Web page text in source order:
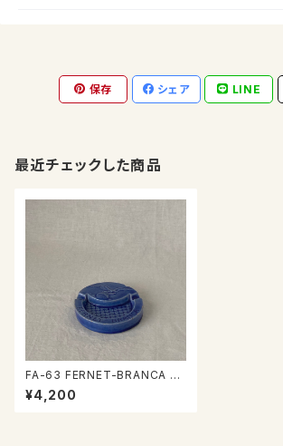
保存 シェア LINE
最近チェックした商品
FA-63 FERNET-BRANCA 灰
皿
¥4,200